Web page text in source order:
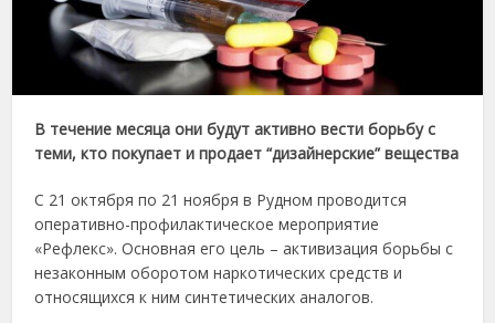
В течение месяца они будут активно вести борьбу с
теми, кто покупает и продает “дизайнерские” вещества
С 21 октября по 21 ноября в Рудном проводится
оперативно-профилактическое мероприятие
«Рефлекс». Основная его цель – активизация борьбы с
незаконным оборотом наркотических средств и
относящихся к ним синтетических аналогов.